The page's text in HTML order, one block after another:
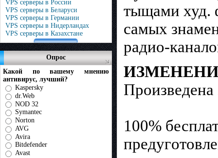
VPS серверы в России
VPS серверы в Беларуси
VPS серверы в Германии
VPS серверы в Нидерландах
VPS серверы в Казахстане
Опрос
Какой по вашему мнению
антивирус, лучший?
Kaspersky
dr.Web
NOD 32
Symantec
Norton
AVG
Avira
Bitdefender
Avast
тыщами худ.
cамых
радио-
100%